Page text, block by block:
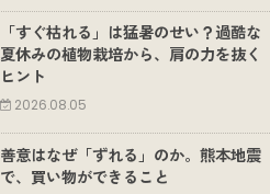
「すぐ枯れる」は猛暑のせい？過酷な
夏休みの植物栽培から、肩の力を抜く
ヒント
2026.08.05
善意はなぜ「ずれる」のか。熊本地震
で、買い物ができること